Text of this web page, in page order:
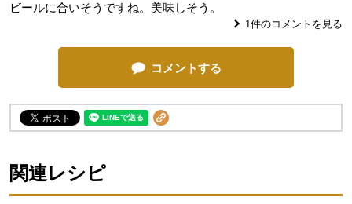
ビールに合いそうですね。美味しそう。
1件のコメントを見る
コメントする
関連レシピ